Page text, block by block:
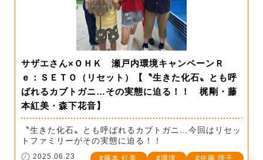
サザエさん×ＯＨＫ 瀬戸内環境キャンペーンＲ
ｅ：ＳＥＴＯ（リセット）【〝生きた化石〟とも呼
ばれるカブトガニ…その実態に迫る！！ 梶剛・藤
本紅美・森下花音】
〝生きた化石〟とも呼ばれるカブトガニ…今回はリセッ
トファミリーがその実態に迫る！！
2025.06.23